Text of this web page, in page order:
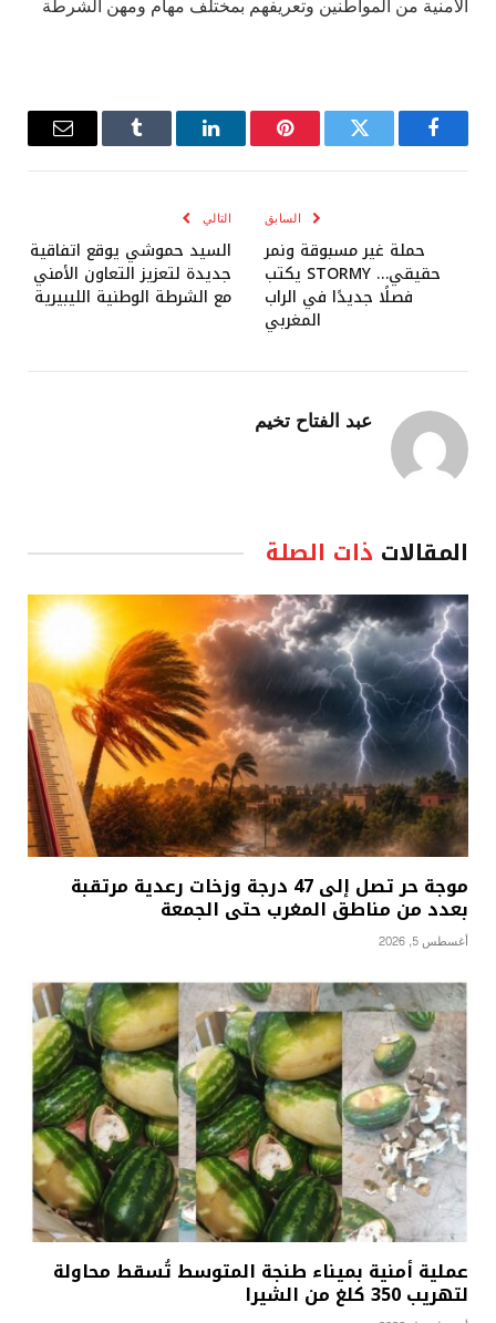
الأمنية من المواطنين وتعريفهم بمختلف مهام ومهن الشرطة
فيسبوك تويتر بينتيريستلينكدإن Tumblr
البريد
السابق
حملة غير مسبوقة ونمر
حقيقي… STORMY يكتب
فصلًا جديدًا في الراب
المغربي
التالي
السيد حموشي يوقع اتفاقية
جديدة لتعزيز التعاون الأمني
مع الشرطة الوطنية الليبيرية
عبد الفتاح تخيم
المقالات ذات الصلة
موجة حر تصل إلى 47 درجة وزخات رعدية مرتقبة
بعدد من مناطق المغرب حتى الجمعة
أغسطس 5, 2026
عملية أمنية بميناء طنجة المتوسط تُسقط محاولة
لتهريب 350 كلغ من الشيرا